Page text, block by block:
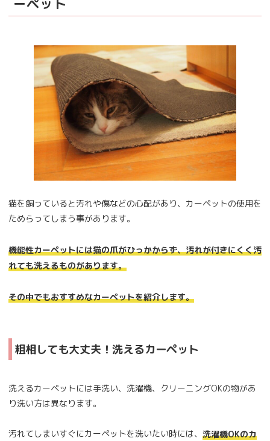
猫を飼っていると汚れや傷などの心配があり、カーペットの使用を
ためらってしまう事があります。
機能性カーペットには猫の爪がひっかからず、汚れが付きにくく汚
れても洗えるものがあります。
その中でもおすすめなカーペットを紹介します。
粗相しても大丈夫！洗えるカーペット
洗えるカーペットには手洗い、洗濯機、クリーニングOKの物があ
り洗い方は異なります。
汚れてしまいすぐにカーペットを洗いたい時には、 洗濯機OKのカ